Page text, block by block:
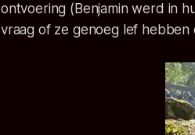
ontvoering (Benjamin werd in
vraag of ze genoeg lef